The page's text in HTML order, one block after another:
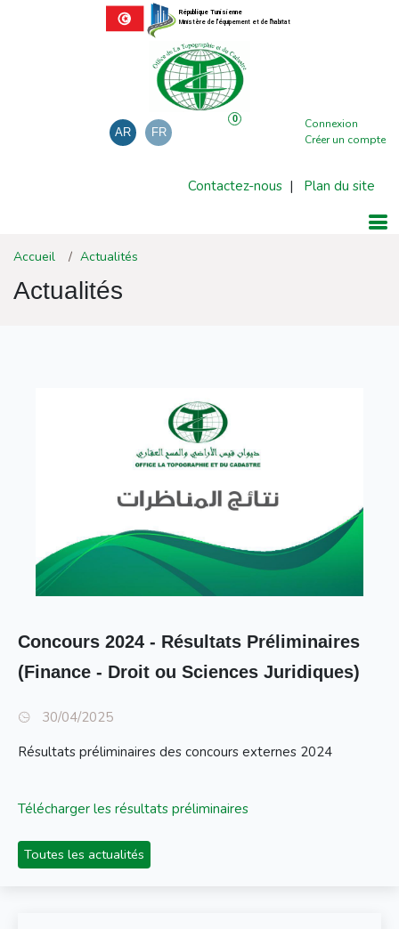
République Tunisienne
Ministère de l'équipement et de l'habitat
0
Connexion
Créer un compte
FR
AR
Contactez-nous | Plan du site
Accueil Actualités
Actualités
Concours 2024 - Résultats Préliminaires
(Finance - Droit ou Sciences Juridiques)
30/04/2025
Résultats préliminaires des concours externes 2024
Télécharger les résultats préliminaires
Toutes les actualités